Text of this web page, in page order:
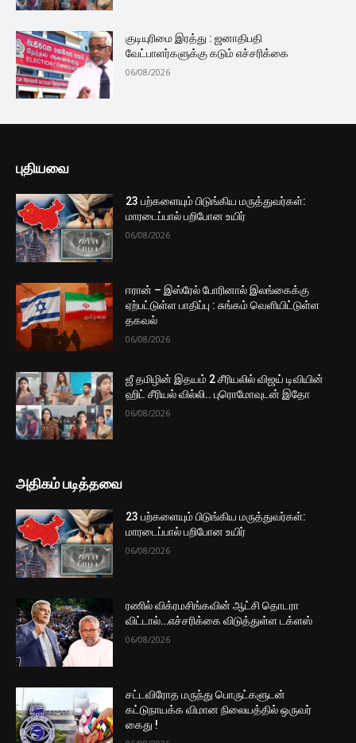
குடியுரிமை இரத்து : ஜனாதிபதி
வேட்பாளர்களுக்கு கடும் எச்சரிக்கை
06/08/2026
புதியவை
23 பற்களையும் பிடுங்கிய மருத்துவர்கள்:
மாரடைப்பால் பறிபோன உயிர்
06/08/2026
ஈரான் – இஸ்ரேல் போரினால் இலங்கைக்கு
ஏற்பட்டுள்ள பாதிப்பு : சுங்கம் வெளியிட்டுள்ள
தகவல்
06/08/2026
ஜீ தமிழின் இதயம் 2 சீரியலில் விஜய் டிவியின்
ஹிட் சீரியல் வில்லி.. புரொமோவுடன் இதோ
06/08/2026
அதிகம் படித்தவை
23 பற்களையும் பிடுங்கிய மருத்துவர்கள்:
மாரடைப்பால் பறிபோன உயிர்
06/08/2026
ரணில் விக்ரமசிங்கவின் ஆட்சி தொடரா
விட்டால்…எச்சரிக்கை விடுத்துள்ள டக்ளஸ்
06/08/2026
சட்டவிரோத மருந்து பொருட்களுடன்
கட்டுநாயக்க விமான நிலையத்தில் ஒருவர்
கைது !